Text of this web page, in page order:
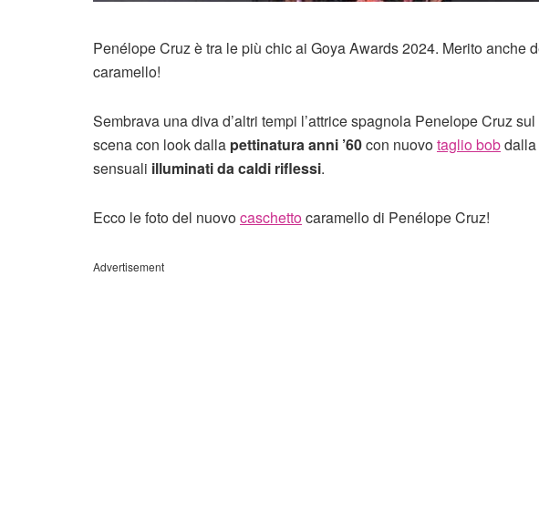
Penélope Cruz è tra le più chic ai Goya Awards 2024. Merito anche
caramello!
Sembrava una diva d’altri tempi l’attrice spagnola Penelope Cruz
scena con look dalla pettinatura anni ’60con nuovotaglio bob
sensuali illuminati da caldi riflessi.
Ecco le foto del nuovocaschettocaramello di Penélope Cruz!
Advertisement